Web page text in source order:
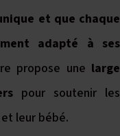
et que chaque
adapté à ses
propose une large
pour soutenir les
leur bébé.